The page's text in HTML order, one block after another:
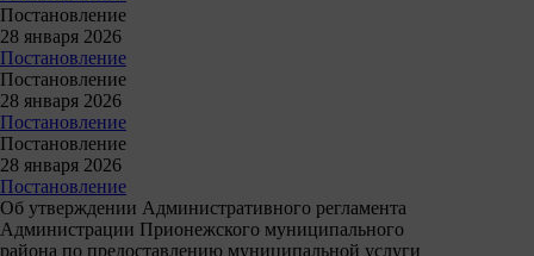
Постановление
28 января 2026
Постановление
Постановление
28 января 2026
Постановление
Постановление
28 января 2026
Постановление
Об утверждении Административного регламента
Администрации Прионежского муниципального
района по предоставлению муниципальной услуги